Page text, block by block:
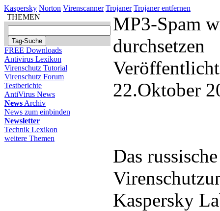
Kaspersky Norton Virenscanner Trojaner Trojaner entfernen
THEMEN
FREE Downloads
Antivirus Lexikon
Virenschutz Tutorial
Virenschutz Forum
Testberichte
AntiVirus News
News Archiv
News zum einbinden
Newsletter
Technik Lexikon
weitere Themen
MP3-Spam
durchsetzen
22.Oktober
Das russische
Kaspersky